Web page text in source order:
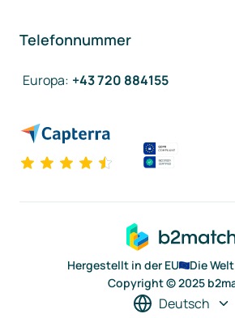
Telefonnummer
Europa: +43 720 884155
Hergestellt in der EU
Die
Copyright © 2025
Deutsch